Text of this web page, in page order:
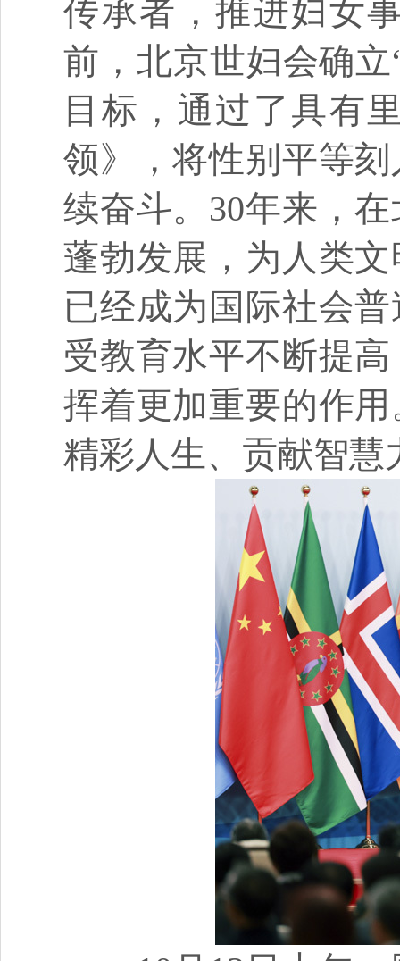
传承者，推进妇女
前，北京世妇会确
目标，通过了具有
领》，将性别平等
续奋斗。30年来，
蓬勃发展，为人类
已经成为国际社会
受教育水平不断提
挥着更加重要的作
精彩人生、贡献智慧